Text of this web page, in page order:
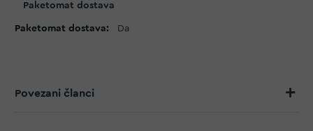
Paketomat dostava
Da
Povezani članci